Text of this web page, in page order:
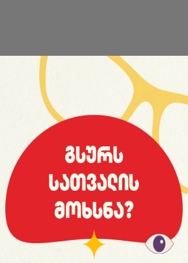
საიტის სრული ვერსია
© 2008 იანვარი, «მსოფლიო სპორტი»
ვებ-გვერდ WORLDSPORT.GE-ს ინფორმაციებისა და
ფოტომასალის გამოყენება, რედაქციასთან
შეთანხმების გარეშე, აკრძალულია!